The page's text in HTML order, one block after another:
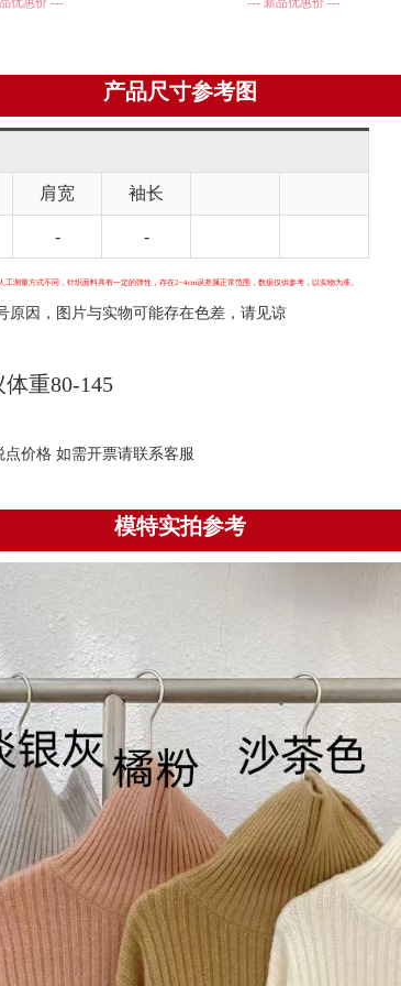
优惠价 --- --- 新品优惠价 ---
产品尺寸参考图
肩宽 袖长
- -
工测量方式不同，针织面料具有一定的弹性，存在2~4cm误差属正常范围，数据仅供参考，以实物为准。
片与实物可能存在色差，请见谅
重80-145
票请联系客服
模特实拍参考